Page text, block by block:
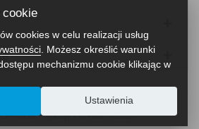
I Sprzęt Fitness © 2026
cookie
cookies w celu realizacji usług
. Możesz określić warunki
mechanizmu cookie klikając w
Ustawienia